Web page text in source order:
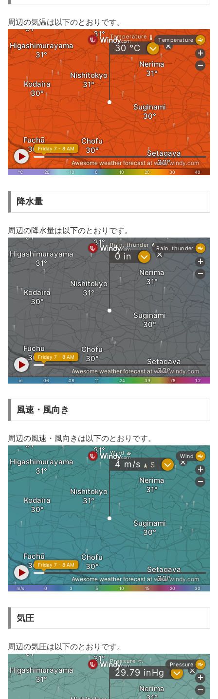
周辺の気温は以下のとおりです。
降水量
周辺の降水量は以下のとおりです。
風速・風向き
周辺の風速・風向きは以下のとおりです。
気圧
周辺の気圧は以下のとおりです。